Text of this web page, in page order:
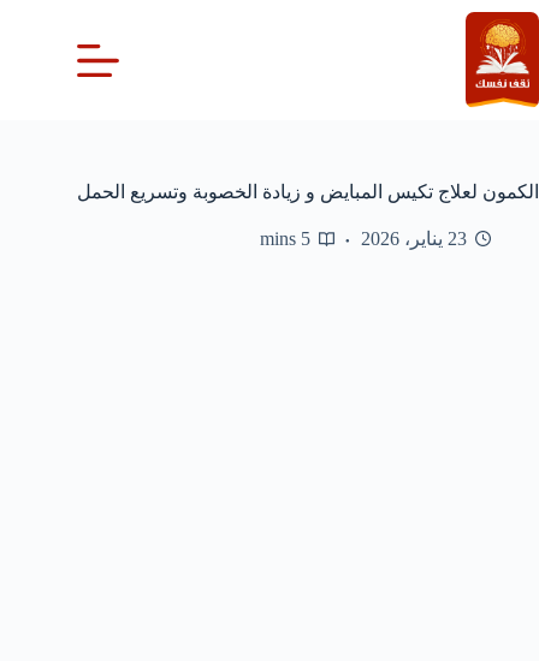
التجاوز
إلى
المحتوى
الكمون لعلاج تكيس المبايض و زيادة الخصوبة وتسريع الحمل
23 يناير، 2026 5 mins